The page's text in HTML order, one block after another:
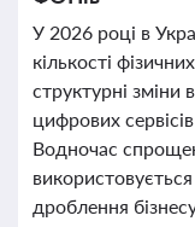
У 2026 році в
кількості
структурні зміни
цифрових
Водночас
використовується
дроблення